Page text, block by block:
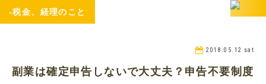
-税金、経理のこと
2018.05.12 sat
副業は確定申告しないで大丈夫？申告不要制度